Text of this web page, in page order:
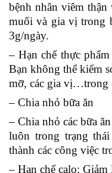
bệnh nhân viêm
muối và gia vị trong
3g/ngày.
– Hạn chế thực
Bạn không thể kiểm
mỡ, các gia vị…trong
– Chia nhỏ bữa ăn
– Chia nhỏ các bữa
luôn trong trạng
thành các công việc
– Hạn chế calo: Giảm